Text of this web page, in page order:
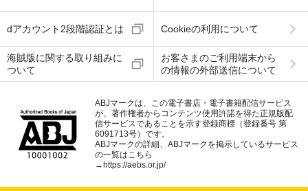
dアカウント2段階認証とは Cookieの利用について
海賊版に関する取り組みに
ついて
お客さまのご利用端末から
の情報の外部送信について
ABJマークは、この電子書店・電子書籍配信サービス
が、著作権者からコンテンツ使用許諾を得た正規版配
信サービスであることを示す登録商標（登録番号 第
6091713号）です。
ABJマークの詳細、ABJマークを掲示しているサービス
の一覧はこちら
→https://aebs.or.jp/